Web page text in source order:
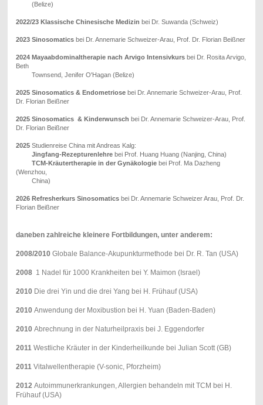
(Belize)
2022/23 Klassische Chinesische Medizin bei Dr. Suwanda (Schweiz)
2023 Sinosomaticsbei Dr. Annemarie Schweizer-Arau, Prof. Dr. Florian Beißner
2024 Mayaabdominaltherapie nach Arvigo Intensivkursbei Dr. Rosita Arvigo,
Beth
Townsend, Jenifer O'Hagan (Belize)
2025 Sinosomatics & Endometriose bei Dr. Annemarie Schweizer-Arau, Prof.
Dr. Florian Beißner
2025 Sinosomatics & Kinderwunsch bei Dr. Annemarie Schweizer-Arau, Prof.
Dr. Florian Beißner
2025Studienreise China mit Andreas Kalg:
Jingfang-Rezepturenlehrebei Prof. Huang Huang (Nanjing, China)
TCM-Kräutertherapie in der Gynäkologiebei Prof. Ma Dazheng
(Wenzhou,
China)
2026 Refresherkurs Sinosomaticsbei Dr. Annemarie Schweizer Arau, Prof. Dr.
Florian Beißner
daneben zahlreiche kleinere Fortbildungen, unter anderem:
2008/2010Globale Balance-Akupunkturmethode bei Dr. R. Tan (USA)
20081 Nadel für 1000 Krankheiten bei Y. Maimon (Israel)
2010Die drei Yin und die drei Yang bei H. Frühauf (USA)
2010Anwendung der Moxibustion bei H. Yuan (Baden-Baden)
2010Abrechnung in der Naturheilpraxis bei J. Eggendorfer
2011Westliche Kräuter in der Kinderheilkunde bei Julian Scott (GB)
2011Vitalwellentherapie (V-sonic, Pforzheim)
2012Autoimmunerkrankungen, Allergien behandeln mit TCM bei H.
Frühauf (USA)